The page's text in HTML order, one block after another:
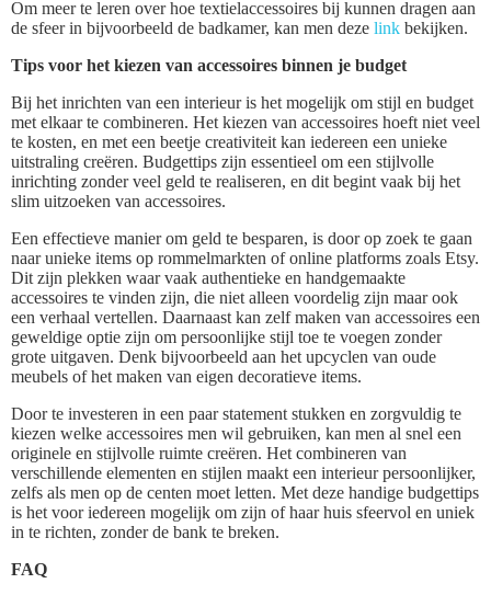
Om meer te leren over hoe textielaccessoires bij kunnen dragen aan
de sfeer in bijvoorbeeld de badkamer, kan men deze link bekijken.
Tips voor het kiezen van accessoires binnen je budget
Bij het inrichten van een interieur is het mogelijk om stijl en budget
met elkaar te combineren. Het kiezen van accessoires hoeft niet veel
te kosten, en met een beetje creativiteit kan iedereen een unieke
uitstraling creëren. Budgettips zijn essentieel om een stijlvolle
inrichting zonder veel geld te realiseren, en dit begint vaak bij het
slim uitzoeken van accessoires.
Een effectieve manier om geld te besparen, is door op zoek te gaan
naar unieke items op rommelmarkten of online platforms zoals Etsy.
Dit zijn plekken waar vaak authentieke en handgemaakte
accessoires te vinden zijn, die niet alleen voordelig zijn maar ook
een verhaal vertellen. Daarnaast kan zelf maken van accessoires een
geweldige optie zijn om persoonlijke stijl toe te voegen zonder
grote uitgaven. Denk bijvoorbeeld aan het upcyclen van oude
meubels of het maken van eigen decoratieve items.
Door te investeren in een paar statement stukken en zorgvuldig te
kiezen welke accessoires men wil gebruiken, kan men al snel een
originele en stijlvolle ruimte creëren. Het combineren van
verschillende elementen en stijlen maakt een interieur persoonlijker,
zelfs als men op de centen moet letten. Met deze handige budgettips
is het voor iedereen mogelijk om zijn of haar huis sfeervol en uniek
in te richten, zonder de bank te breken.
FAQ